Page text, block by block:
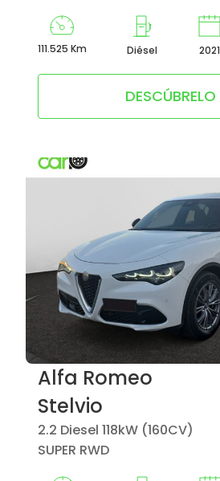
111.525 Km Diésel 2021
DESCÚBRELO
Alfa Romeo
Stelvio
2.2 Diesel 118kW (160CV)
SUPER RWD